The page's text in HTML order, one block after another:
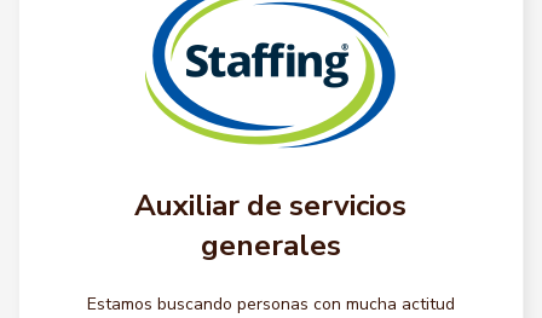
Auxiliar de servicios
generales
Estamos buscando personas con mucha actitud